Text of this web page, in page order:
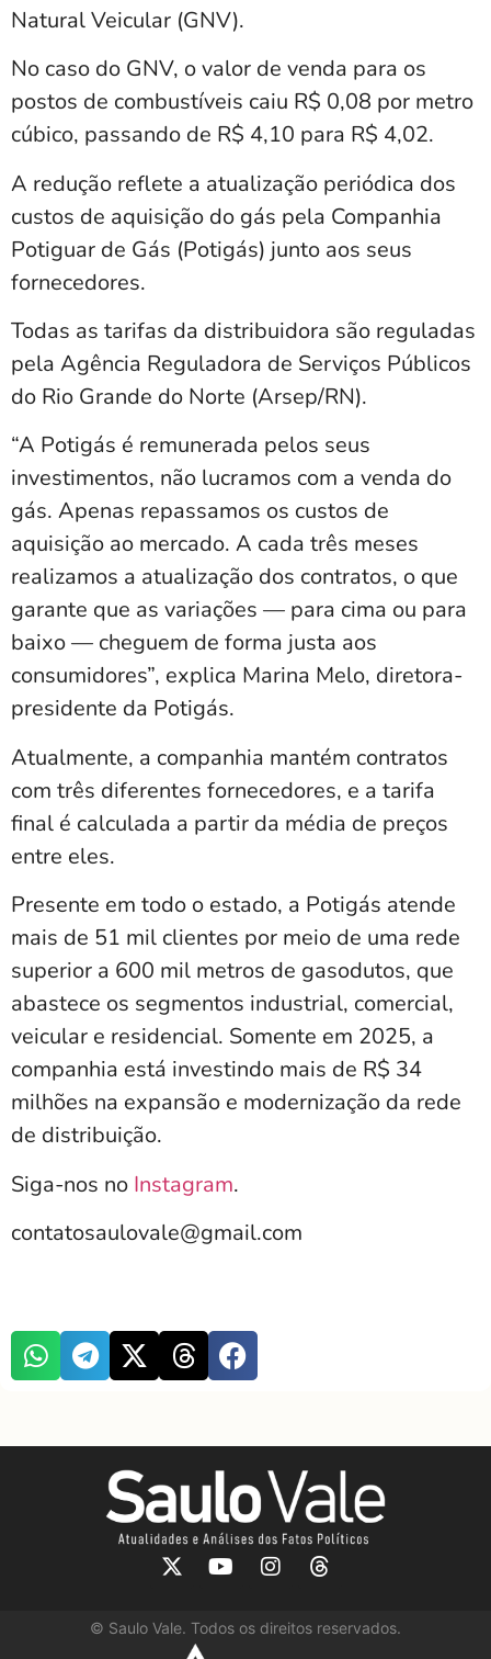
Natural Veicular (GNV).
No caso do GNV, o valor de venda para os
postos de combustíveis caiu R$ 0,08 por metro
cúbico, passando de R$ 4,10 para R$ 4,02.
A redução reflete a atualização periódica dos
custos de aquisição do gás pela Companhia
Potiguar de Gás (Potigás) junto aos seus
fornecedores.
Todas as tarifas da distribuidora são reguladas
pela Agência Reguladora de Serviços Públicos
do Rio Grande do Norte (Arsep/RN).
“A Potigás é remunerada pelos seus
investimentos, não lucramos com a venda do
gás. Apenas repassamos os custos de
aquisição ao mercado. A cada três meses
realizamos a atualização dos contratos, o que
garante que as variações — para cima ou para
baixo — cheguem de forma justa aos
consumidores”, explica Marina Melo, diretora-
presidente da Potigás.
Atualmente, a companhia mantém contratos
com três diferentes fornecedores, e a tarifa
final é calculada a partir da média de preços
entre eles.
Presente em todo o estado, a Potigás atende
mais de 51 mil clientes por meio de uma rede
superior a 600 mil metros de gasodutos, que
abastece os segmentos industrial, comercial,
veicular e residencial. Somente em 2025, a
companhia está investindo mais de R$ 34
milhões na expansão e modernização da rede
de distribuição.
Siga-nos no Instagram.
contatosaulovale@gmail.com
© Saulo Vale. Todos os direitos reservados.